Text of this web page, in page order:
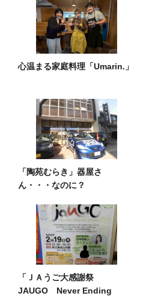
心温まる家庭料理「Umarin.」
「陶苑むらき」器屋さ
ん・・・なのに？
「ＪＡうご大感謝祭
JAUGO Never Ending